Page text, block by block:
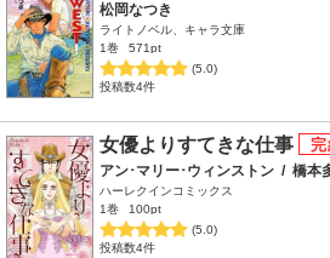
松岡なつき
ライトノベル、キャラ文庫
1巻
571pt
(5.0)
投稿数4件
女優よりすてきな仕事
アン･マリー･ウィンストン / 橋本
ハーレクインコミックス
1巻
100pt
(5.0)
投稿数4件